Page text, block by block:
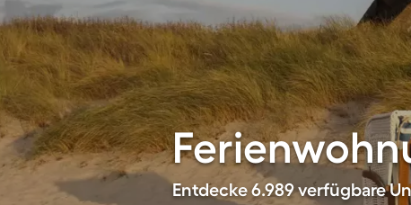
Entdecke 6.989 verfügbare